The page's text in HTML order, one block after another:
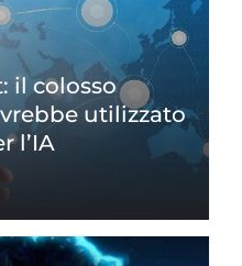
il colosso
utilizzato
l’IA